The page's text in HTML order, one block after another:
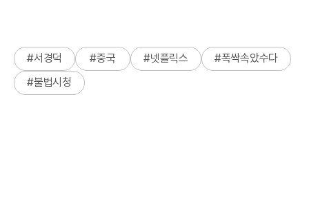
#서경덕 #중국 #넷플릭스 #폭싹속았수다
#불법시청